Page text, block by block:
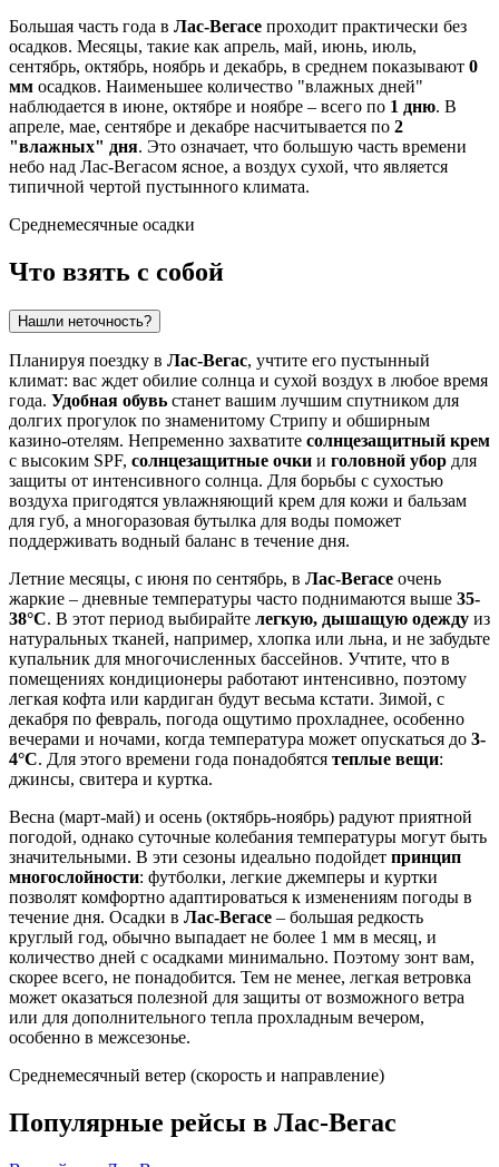
Большая часть года в Лас-Вегасе проходит практически без
осадков. Месяцы, такие как апрель, май, июнь, июль,
сентябрь, октябрь, ноябрь и декабрь, в среднем показывают 0
мм осадков. Наименьшее количество "влажных дней"
наблюдается в июне, октябре и ноябре – всего по 1 дню. В
апреле, мае, сентябре и декабре насчитывается по 2
"влажных" дня. Это означает, что большую часть времени
небо над Лас-Вегасом ясное, а воздух сухой, что является
типичной чертой пустынного климата.
Среднемесячные осадки
Что взять с собой
Нашли неточность?
Планируя поездку в Лас-Вегас, учтите его пустынный
климат: вас ждет обилие солнца и сухой воздух в любое время
года. Удобная обувь станет вашим лучшим спутником для
долгих прогулок по знаменитому Стрипу и обширным
казино-отелям. Непременно захватите солнцезащитный крем
с высоким SPF, солнцезащитные очки и головной убор для
защиты от интенсивного солнца. Для борьбы с сухостью
воздуха пригодятся увлажняющий крем для кожи и бальзам
для губ, а многоразовая бутылка для воды поможет
поддерживать водный баланс в течение дня.
Летние месяцы, с июня по сентябрь, в Лас-Вегасе очень
жаркие – дневные температуры часто поднимаются выше 35-
38°C. В этот период выбирайте легкую, дышащую одежду из
натуральных тканей, например, хлопка или льна, и не забудьте
купальник для многочисленных бассейнов. Учтите, что в
помещениях кондиционеры работают интенсивно, поэтому
легкая кофта или кардиган будут весьма кстати. Зимой, с
декабря по февраль, погода ощутимо прохладнее, особенно
вечерами и ночами, когда температура может опускаться до 3-
4°C. Для этого времени года понадобятся теплые вещи:
джинсы, свитера и куртка.
Весна (март-май) и осень (октябрь-ноябрь) радуют приятной
погодой, однако суточные колебания температуры могут быть
значительными. В эти сезоны идеально подойдет принцип
многослойности: футболки, легкие джемперы и куртки
позволят комфортно адаптироваться к изменениям погоды в
течение дня. Осадки в Лас-Вегасе – большая редкость
круглый год, обычно выпадает не более 1 мм в месяц, и
количество дней с осадками минимально. Поэтому зонт вам,
скорее всего, не понадобится. Тем не менее, легкая ветровка
может оказаться полезной для защиты от возможного ветра
или для дополнительного тепла прохладным вечером,
особенно в межсезонье.
Среднемесячный ветер (скорость и направление)
Популярные рейсы в Лас-Вегас